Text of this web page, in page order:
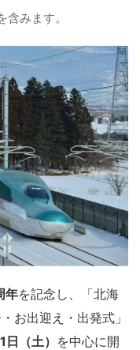
みます。
年を記念し、「北海
お出迎え・出発式」
（土） を中心に開